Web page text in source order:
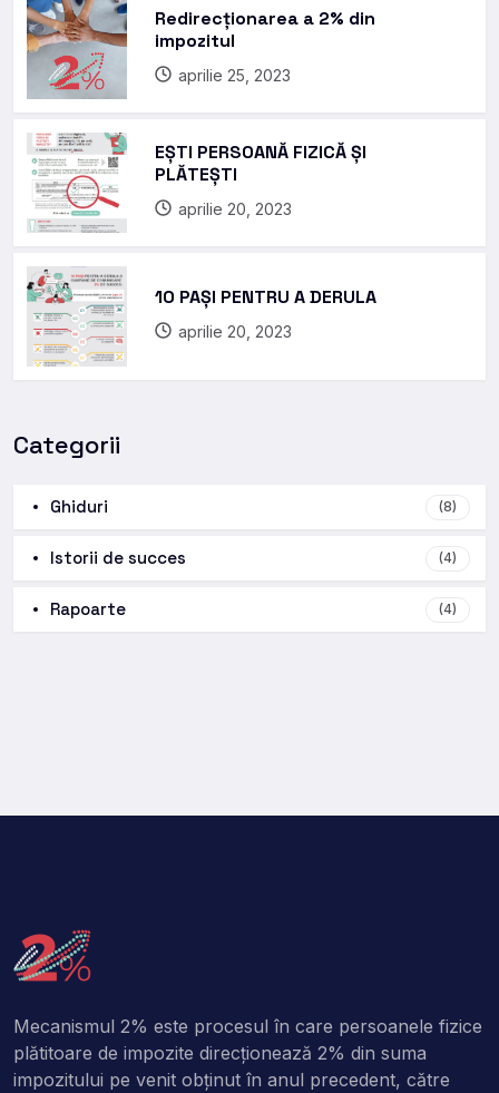
Redirecționarea a 2% din
impozitul
aprilie 25, 2023
EȘTI PERSOANĂ FIZICĂ ȘI
PLĂTEȘTI
aprilie 20, 2023
10 PAȘI PENTRU A DERULA
aprilie 20, 2023
Categorii
Ghiduri (8)
Istorii de succes (4)
Rapoarte (4)
Mecanismul 2% este procesul în care persoanele fizice
plătitoare de impozite direcţionează 2% din suma
impozitului pe venit obţinut în anul precedent, către